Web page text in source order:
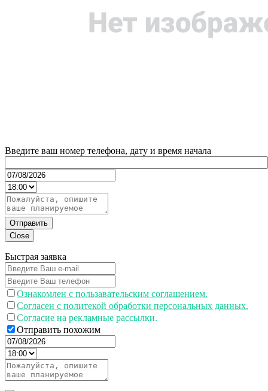
Введите ваш номер телефона, дату и время начала
Отправить
Close
Быстрая заявка
Ознакомлен с пользавательским соглашением.
Согласен с политекой обработки персональных данных.
Согласие на рекламные рассылки.
Отправить похожим